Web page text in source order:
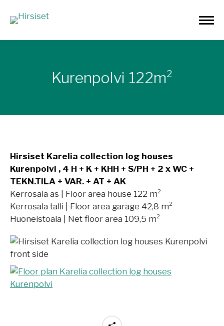
Kurenpolvi 122m²
Hirsiset Karelia collection log houses
Kurenpolvi , 4 H + K + KHH + S/PH + 2 x WC +
TEKN.TILA + VAR. + AT + AK
Kerrosala as | Floor area house 122 m²
Kerrosala talli | Floor area garage 42,8 m²
Huoneistoala | Net floor area 109,5 m²